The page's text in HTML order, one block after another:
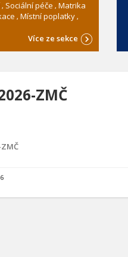
Sociální péče Matrika
Místní poplatky
Více ze sekce
ZMČ